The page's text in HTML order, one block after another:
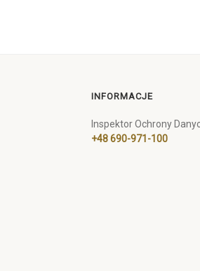
INFORMACJE
Inspektor Ochrony
+48 690-971-100